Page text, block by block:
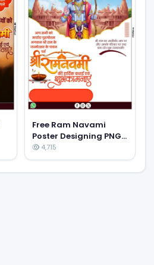
Free Ram Navami
Poster Designing PNG
& Backgrounds
4,715